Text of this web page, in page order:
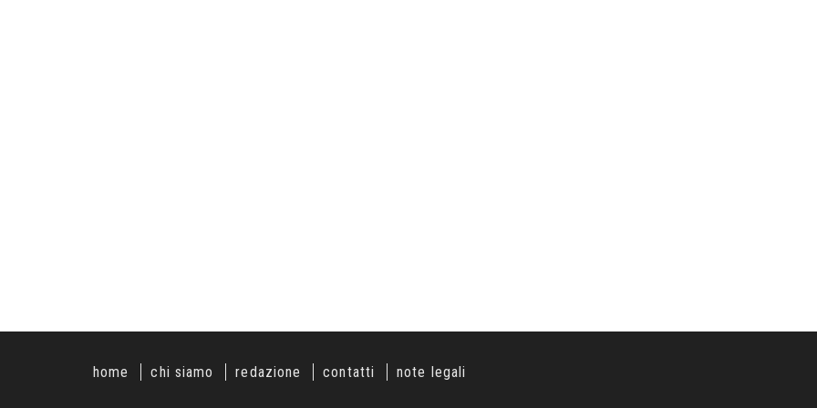
home chi siamo redazione contatti note legali